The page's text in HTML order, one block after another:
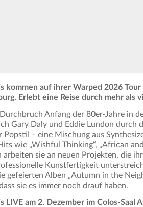
kommen auf ihrer Warped 2026
Erlebt eine Reise durch mehr als
Anfang der 80er-Jahre in
Gary Daly und Eddie Lundon durch
Popstil – eine Mischung aus
wie „Wishful Thinking“, „African
arbeiten sie an neuen Projekten, die
Kunstfertigkeit
gefeierten Alben „Autumn in the
sie es immer noch drauf haben.
LIVE am 2. Dezember im Colos-Saal